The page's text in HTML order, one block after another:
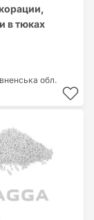
в тюках
обл.